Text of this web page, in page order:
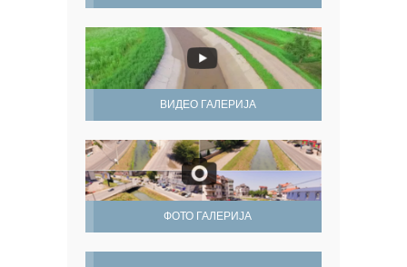
ВИДЕО ГАЛЕРИЈА
ФОТО ГАЛЕРИЈА